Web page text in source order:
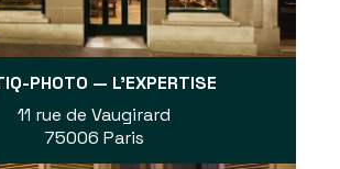
PHOTO — L'EXPERTISE
11 rue de Vaugirard
75006 Paris